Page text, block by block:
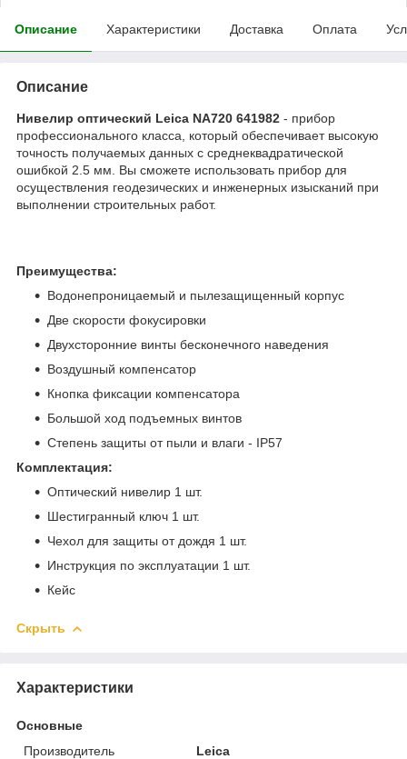
Описание Характеристики Доставка Оплата
Описание
Нивелир оптический Leica NA720 641982 - прибор
профессионального класса, который обеспечивает высокую
точность получаемых данных с среднеквадратической
ошибкой 2.5 мм. Вы сможете использовать прибор для
осуществления геодезических и инженерных изысканий при
выполнении строительных работ.
Преимущества:
Водонепроницаемый и пылезащищенный корпус
Две скорости фокусировки
Двухсторонние винты бесконечного наведения
Воздушный компенсатор
Кнопка фиксации компенсатора
Большой ход подъемных винтов
Степень защиты от пыли и влаги - IP57
Комплектация:
Оптический нивелир 1 шт.
Шестигранный ключ 1 шт.
Чехол для защиты от дождя 1 шт.
Инструкция по эксплуатации 1 шт.
Кейс
Скрыть
Характеристики
Основные
Производитель
Leica